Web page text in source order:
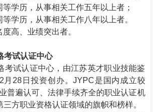
等学历，从事相关工作五年以上者；
学历，从事相关工作八年以上者。
高、业绩突出者。
考试认证中心
考试认证中心，由江苏英才职业技能鉴
月 28 日投资创办。JYPC是国内成立较
普遍认可、法律手续齐全的职业认证机
三方职业资格认证领域的旗帜和榜样。